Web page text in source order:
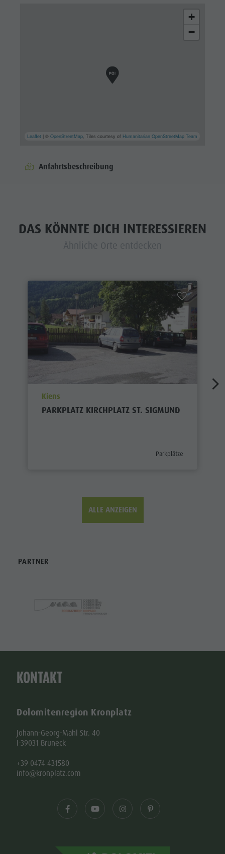
+
−
Leaflet | ©OpenStreetMap , Tiles courtesy of Humanitarian OpenStreetMap Team
Anfahrtsbeschreibung
DAS KÖNNTE DICH INTERESSIEREN
Ähnliche Orte entdecken
aria.poi_location_prefix
Kiens
PARKPLATZ KIRCHPLATZ ST. SIGMUND
aria.poi_category_prefix
Parkplätze
ALLE ANZEIGEN
PARTNER
KONTAKT
Dolomitenregion Kronplatz
Johann-Georg-Mahl Str. 40
I-39031 Bruneck
+39 0474 431580
info@kronplatz.com